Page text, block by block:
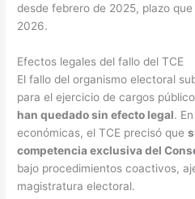
desde febrero de 2025, plazo
2026.
Efectos legales del fallo del TCE
El fallo del organismo electoral
para el ejercicio de cargos
han quedado sin efecto legal.
económicas, el TCE precisó que
competencia exclusiva del
bajo procedimientos coactivos,
magistratura electoral.